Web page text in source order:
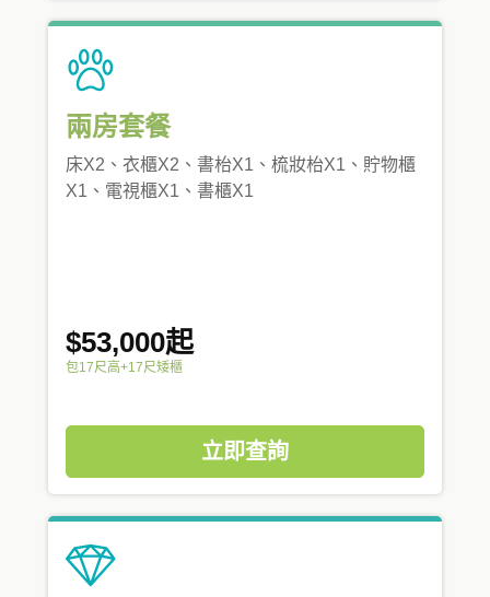
兩房套餐
床X2、衣櫃X2、書枱X1、梳妝枱X1、貯物櫃
X1、電視櫃X1、書櫃X1
$53,000起
包17尺高+17尺矮櫃
立即查詢